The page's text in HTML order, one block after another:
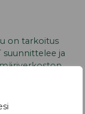
on tarkoitus
suunnittelee ja